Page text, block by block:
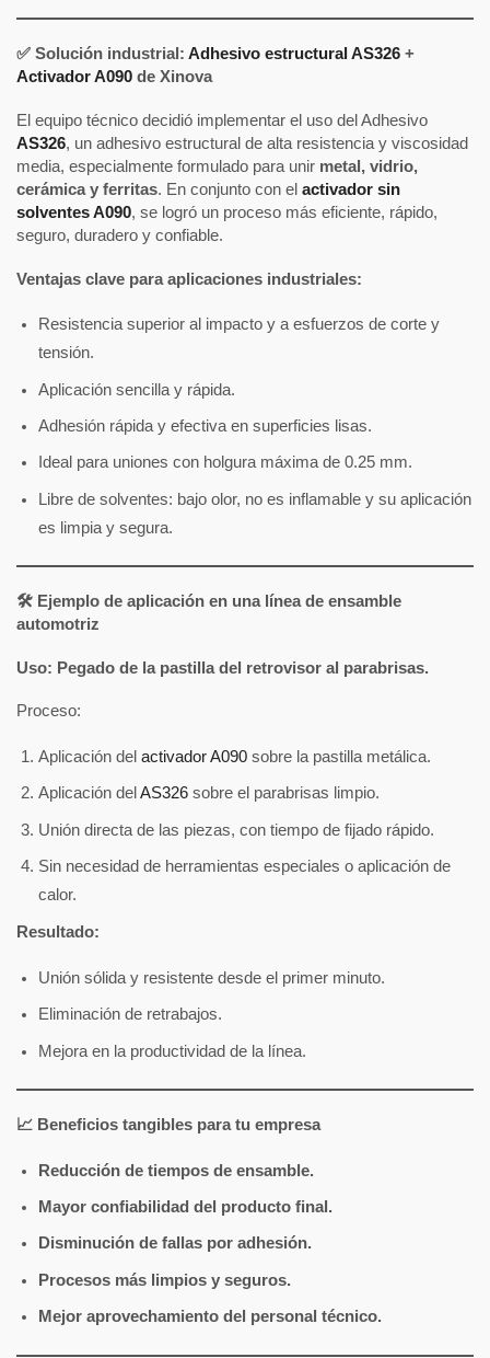
✅ Solución industrial: Adhesivo estructural AS326 +
Activador A090 de Xinova
El equipo técnico decidió implementar el uso del Adhesivo
AS326, un adhesivo estructural de alta resistencia y viscosidad
media, especialmente formulado para unir metal, vidrio,
cerámica y ferritas. En conjunto con el activador sin
solventes A090, se logró un proceso más eficiente, rápido,
seguro, duradero y confiable.
Ventajas clave para aplicaciones industriales:
Resistencia superior al impacto y a esfuerzos de corte y
tensión.
Aplicación sencilla y rápida.
Adhesión rápida y efectiva en superficies lisas.
Ideal para uniones con holgura máxima de 0.25 mm.
Libre de solventes: bajo olor, no es inflamable y su aplicación
es limpia y segura.
🛠 Ejemplo de aplicación en una línea de ensamble
automotriz
Uso: Pegado de la pastilla del retrovisor al parabrisas.
Proceso:
Aplicación del activador A090 sobre la pastilla metálica.
Aplicación del AS326 sobre el parabrisas limpio.
Unión directa de las piezas, con tiempo de fijado rápido.
Sin necesidad de herramientas especiales o aplicación de
calor.
Resultado:
Unión sólida y resistente desde el primer minuto.
Eliminación de retrabajos.
Mejora en la productividad de la línea.
📈 Beneficios tangibles para tu empresa
Reducción de tiempos de ensamble.
Mayor confiabilidad del producto final.
Disminución de fallas por adhesión.
Procesos más limpios y seguros.
Mejor aprovechamiento del personal técnico.